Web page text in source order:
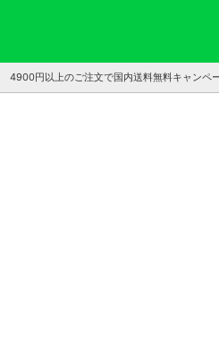
4900円以上のご注文で国内送料無料キャンペ